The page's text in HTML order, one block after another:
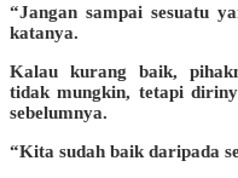
“Jangan sampai sesuatu
katanya.
Kalau kurang baik,
tidak mungkin, tetapi
sebelumnya.
“Kita sudah baik daripada